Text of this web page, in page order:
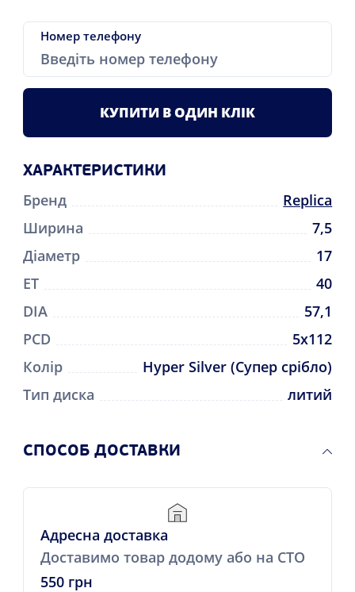
Номер телефону
КУПИТИ В ОДИН КЛІК
ХАРАКТЕРИСТИКИ
Бренд
Replica
Ширина
7,5
Діаметр
17
ET
40
DIA
57,1
PCD
5x112
Колір
Hyper Silver (Супер срібло)
Тип диска
литий
CПОСОБ ДОСТАВКИ
Адресна доставка
Доставимо товар додому або на СТО
550 грн